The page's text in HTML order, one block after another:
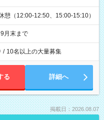
（12:00-12:50、15:00-15:10）
月末まで
/ 10名以上の大量募集
る 詳細へ
掲載日：2026.08.07